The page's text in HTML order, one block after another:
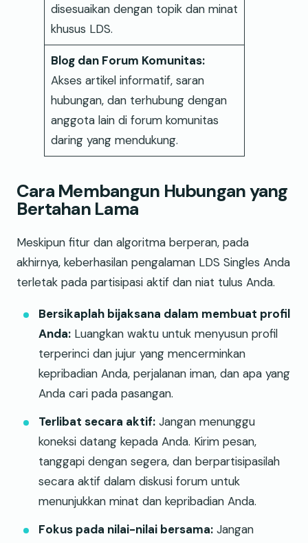
disesuaikan dengan topik dan minat
khusus LDS.
Blog dan Forum Komunitas:
Akses artikel informatif, saran
hubungan, dan terhubung dengan
anggota lain di forum komunitas
daring yang mendukung.
Cara Membangun Hubungan yang
Bertahan Lama
Meskipun fitur dan algoritma berperan, pada
akhirnya, keberhasilan pengalaman LDS Singles Anda
terletak pada partisipasi aktif dan niat tulus Anda.
Bersikaplah bijaksana dalam membuat profil
Anda: Luangkan waktu untuk menyusun profil
terperinci dan jujur yang mencerminkan
kepribadian Anda, perjalanan iman, dan apa yang
Anda cari pada pasangan.
Terlibat secara aktif: Jangan menunggu
koneksi datang kepada Anda. Kirim pesan,
tanggapi dengan segera, dan berpartisipasilah
secara aktif dalam diskusi forum untuk
menunjukkan minat dan kepribadian Anda.
Fokus pada nilai-nilai bersama: Jangan